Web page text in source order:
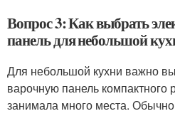
Вопрос 3: Как выбрать
панель для небольшой
Для небольшой кухни важно
варочную панель компактного
занимала много места.